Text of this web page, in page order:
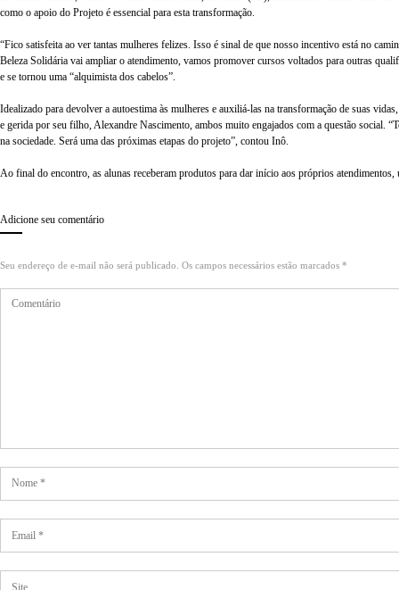
como o apoio do Projeto é essencial para esta transformação.
“Fico satisfeita ao ver tantas mulheres felizes. Isso é sinal de que nosso incentivo está no
Beleza Solidária vai ampliar o atendimento, vamos promover cursos voltados para outras
e se tornou uma “alquimista dos cabelos”.
Idealizado para devolver a autoestima às mulheres e auxiliá-las na transformação de suas
e gerida por seu filho, Alexandre Nascimento, ambos muito engajados com a questão social.
na sociedade. Será uma das próximas etapas do projeto”, contou Inô.
Ao final do encontro, as alunas receberam produtos para dar início aos próprios
Adicione seu comentário
Seu endereço de e-mail não será publicado. Os campos necessários estão marcados *